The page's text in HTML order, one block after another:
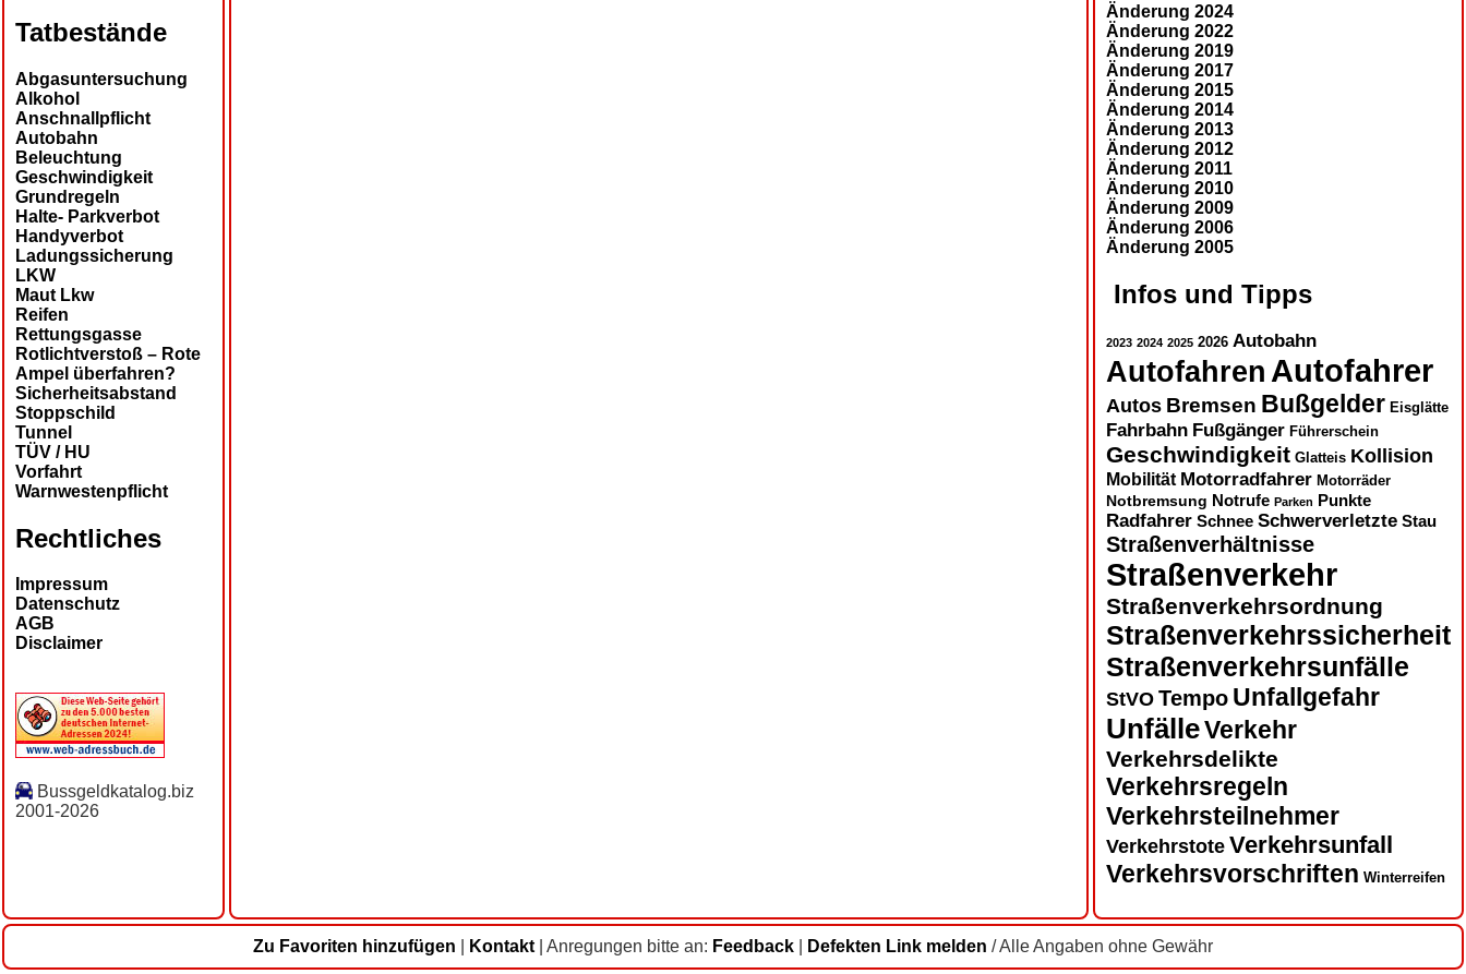
Tatbestände
Abgasuntersuchung
Alkohol
Anschnallpflicht
Autobahn
Beleuchtung
Geschwindigkeit
Grundregeln
Halte- Parkverbot
Handyverbot
Ladungssicherung
LKW
Maut Lkw
Reifen
Rettungsgasse
Rotlichtverstoß – Rote
Ampel überfahren?
Sicherheitsabstand
Stoppschild
Tunnel
TÜV / HU
Vorfahrt
Warnwestenpflicht
Rechtliches
Impressum
Datenschutz
AGB
Disclaimer
Bussgeldkatalog.biz
2001-2026
Änderung 2024
Änderung 2022
Änderung 2019
Änderung 2017
Änderung 2015
Änderung 2014
Änderung 2013
Änderung 2012
Änderung 2011
Änderung 2010
Änderung 2009
Änderung 2006
Änderung 2005
Infos und Tipps
2023 2024 2025 2026 Autobahn
Autofahren Autofahrer
Autos Bremsen Bußgelder Eisglätte
Fahrbahn Fußgänger Führerschein
Geschwindigkeit Glatteis Kollision
Mobilität Motorradfahrer Motorräder
Notbremsung Notrufe Parken Punkte
Radfahrer Schnee Schwerverletzte Stau
Straßenverhältnisse
Straßenverkehr
Straßenverkehrsordnung
Straßenverkehrssicherheit
Straßenverkehrsunfälle
StVOTempo Unfallgefahr
UnfälleVerkehr
Verkehrsdelikte
Verkehrsregeln
Verkehrsteilnehmer
Verkehrstote Verkehrsunfall
Verkehrsvorschriften Winterreifen
Zu Favoriten hinzufügen Kontakt| Anregungen bitte an: Feedback Defekten Link melden / Alle Angaben ohne Gewähr